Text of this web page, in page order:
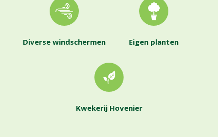
Diverse windschermen Eigen planten
Kwekerij Hovenier